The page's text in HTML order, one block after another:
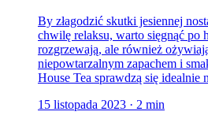
By złagodzić skutki jesiennej
chwilę relaksu, warto sięgnąć po
rozgrzewają, ale również
niepowtarzalnym zapachem i
House Tea sprawdzą się idealnie
15 listopada 2023 · 2 min